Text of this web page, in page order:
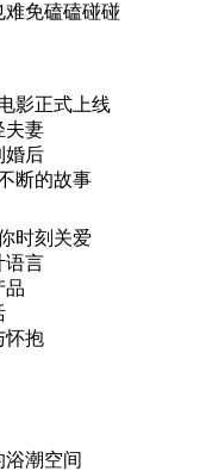
难免磕磕碰碰
影正式上线
夫妻
婚后
断的故事
时刻关爱
语言
品
怀抱
潮空间